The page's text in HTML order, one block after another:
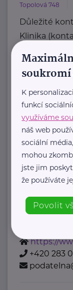
Topolová 748
Důležité
Klinika
Telefon
+420 283
E-mail
Zdravotní
Telefon
+420 283 088
E-mail
datová
Telefon
https://
+420 283
soukromí
K
funkcí
využíváme
náš web
sociální
mohou
jste jim
že používáte
Povolit